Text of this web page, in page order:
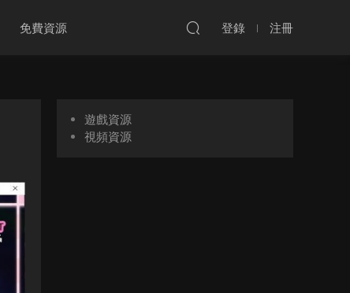
免費資源 登錄 注冊
遊戲資源
視頻資源